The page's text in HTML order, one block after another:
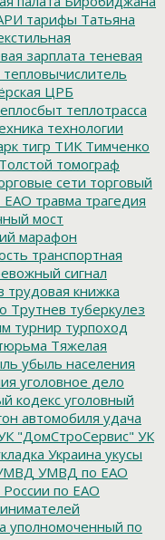
тарифы Татьяна
зарплата теневая
тепловычислитель
ЦРБ
теплотрасса
технологии
тигр ТИК Тимченко
Толстой томограф
сети торговый
травма трагедия
мост
марафон
транспортная
сигнал
трудовая книжка
Трутнев туберкулез
турнир турпоход
Тяжелая
убыль населения
уголовное дело
кодекс уголовный
автомобиля удача
"ДомСтроСервис" УК
Украина укусы
УМВД по ЕАО
по ЕАО
уполномоченный по